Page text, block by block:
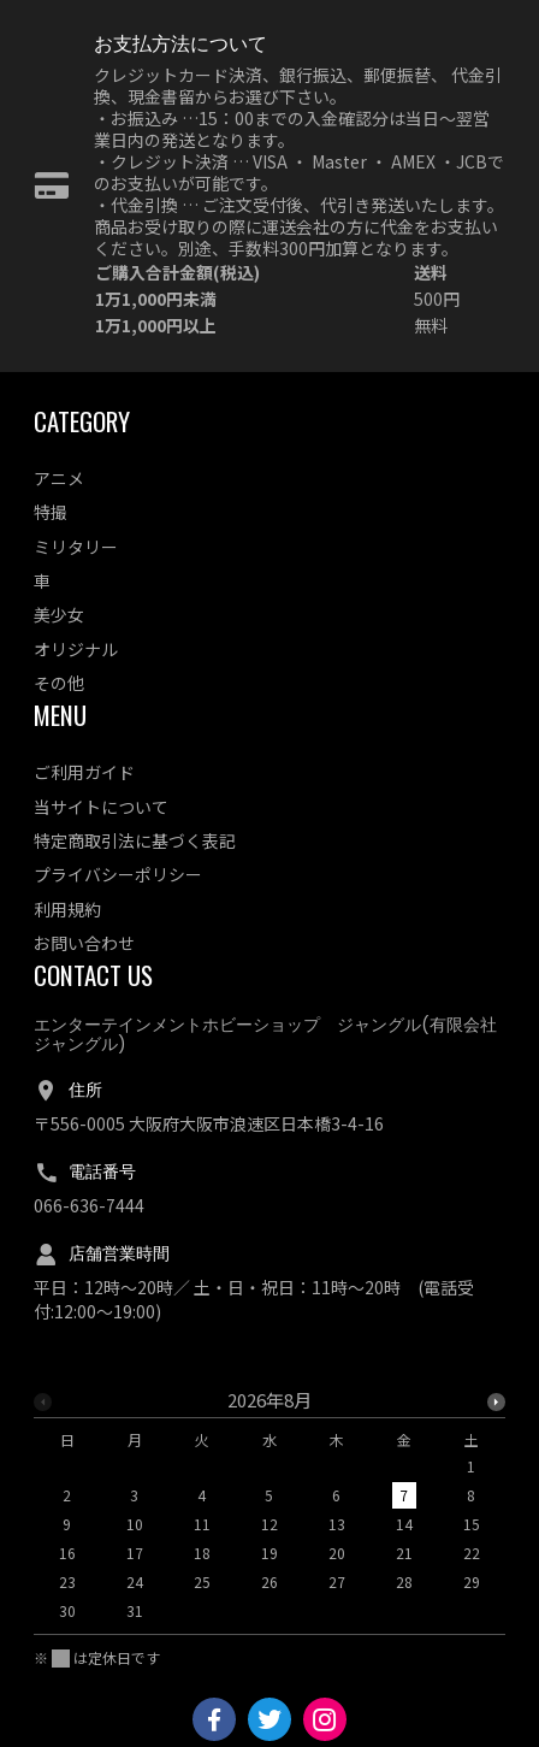
お支払方法について
クレジットカード決済、銀行振込、郵便振替、 代金引
換、現金書留からお選び下さい。
・お振込み …15：00までの入金確認分は当日～翌営
業日内の発送となります。
・クレジット決済 … VISA ・ Master ・ AMEX ・JCBで
のお支払いが可能です。
・代金引換 … ご注文受付後、代引き発送いたします。
商品お受け取りの際に運送会社の方に代金をお支払い
ください。別途、手数料300円加算となります。
ご購入合計金額(税込)
送料
1万1,000円未満
500円
1万1,000円以上
無料
2026年8月
日 月 火 水 木 金
土
1
2
3 4 5 6 7
8
9
10 11 12 13 14
15
16
17 18 19 20 21
22
23
24 25 26 27 28
29
30
31
※ は定休日です
CATEGORY
アニメ
特撮
ミリタリー
車
美少女
オリジナル
その他
MENU
ご利用ガイド
当サイトについて
特定商取引法に基づく表記
プライバシーポリシー
利用規約
お問い合わせ
CONTACT US
エンターテインメントホビーショップ ジャングル(有限会社
ジャングル)
住所
〒556-0005 大阪府大阪市浪速区日本橋3-4-16
電話番号
066-636-7444
店舗営業時間
平日：12時～20時／ 土・日・祝日：11時～20時 (電話受
付:12:00～19:00)